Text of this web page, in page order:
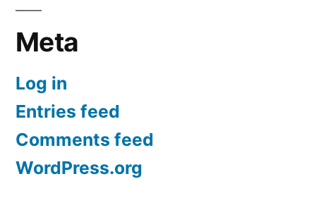
Meta
Log in
Entries feed
Comments feed
WordPress.org